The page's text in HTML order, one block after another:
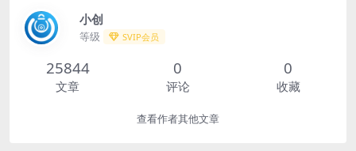
小创
等级 SVIP会员
25844
文章
0
评论
0
收藏
查看作者其他文章